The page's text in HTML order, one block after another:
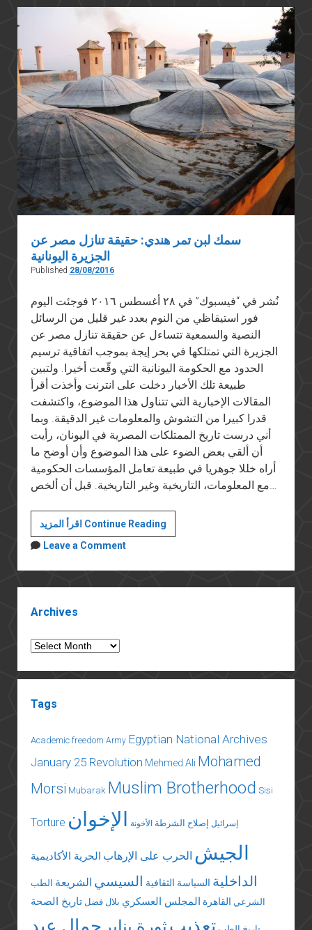
اليونان
سمك لبن تمر هندي: حقيقة تنازل مصر عن
الجزيرة اليونانية
Published 28/08/2016
نُشر في “فيسبوك” في ٢٨ أغسطس ٢٠١٦ فوجئت اليوم
فور استيقاظي من النوم بعدد غير قليل من الرسائل
النصية والسمعية تتساءل عن حقيقة تنازل مصر عن
الجزيرة التي تمتلكها في بحر إيجة بموجب اتفاقية ترسيم
الحدود مع الحكومة اليونانية التي وقّعت أخيرا. ولتبين
طبيعة تلك الأخبار دخلت على انترنت وأخذت أقرأ
المقالات الإخبارية التي تتناول هذا الموضوع، واكتشفت
قدرا كبيرا من التشوش والمعلومات غير الدقيقة. وبما
أني درست تاريخ الممتلكات المصرية في اليونان، رأيت
أن ألقي بعض الضوء على هذا الموضوع وأن أوضح ما
أراه خللا جوهريا في طبيعة تعامل المؤسسات الحكومية
مع المعلومات، التاريخية وغير التاريخية. قبل أن ألخص…
اقرأ المزيد Continue Readingسمك
لبن
هندي:
حقيقة
اليونانية
Leave a Comment
Archives
Archives
Tags
Academic freedom Army Egyptian National Archives
January 25 Revolution Mehmed Ali Mohamed
Morsi Mubarak Muslim Brotherhood Sisi
Torture إسرائيل إصلاح الشرطة الأخونة الإخوان
الجيش الحرب على الإرهاب الحرية الأكاديمية
الداخلية السياسة الثقافية السيسي الشريعة الطب
الشرعي القاهرة المجلس العسكري بلال فضل تاريخ الصحة